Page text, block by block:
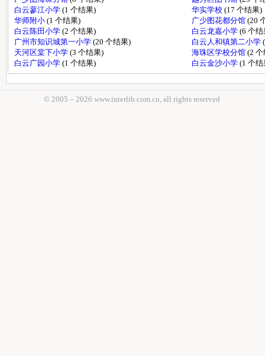
白云蓼江小学 (1 个结果) 华实学校 (17 个结果)
华师附小 (1 个结果) 广少图花都分馆 (20
白云陈田小学 (2 个结果) 白云龙嘉小学 (6 个结
广州市知识城第一小学 (20 个结果) 白云人和镇第二小学
天河区棠下小学 (3 个结果) 海珠区学校分馆 (2
白云广园小学 (1 个结果) 白云金沙小学 (1 个结
© 2005－ 2026 www.interlib.com.cn, all rights reserved